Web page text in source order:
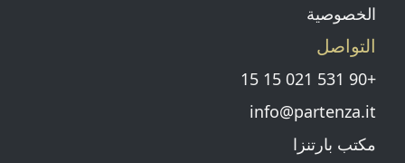
الخصوصية
التواصل
+90 531 021 15 15
info@partenza.it
مكتب بارتنزا